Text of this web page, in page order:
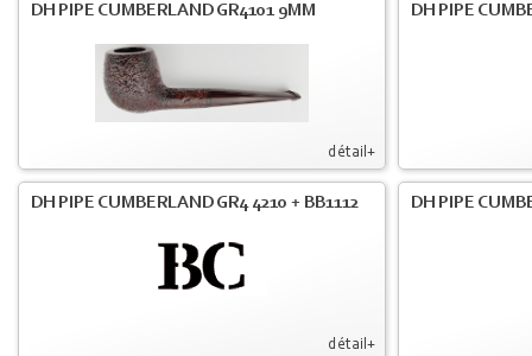
détail+
DH PIPE CUMBERLAND GR4101 9MM DH PIPE
détail+
DH PIPE CUMBERLAND GR4 4210 + BB1112 DH PIPE